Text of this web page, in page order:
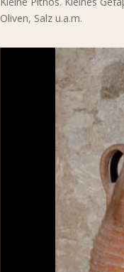
Oliven, Salz u.a.m.